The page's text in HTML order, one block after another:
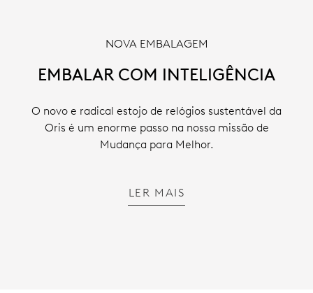
NOVA EMBALAGEM
EMBALAR COM INTELIGÊNCIA
O novo e radical estojo de relógios sustentável da
Oris é um enorme passo na nossa missão de
Mudança para Melhor.
LER MAIS